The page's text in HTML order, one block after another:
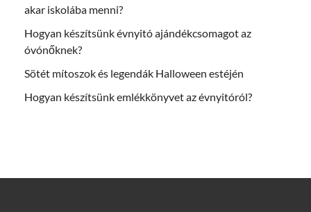
akar iskolába menni?
Hogyan készítsünk évnyitó ajándékcsomagot az
óvónőknek?
Sötét mítoszok és legendák Halloween estéjén
Hogyan készítsünk emlékkönyvet az évnyitóról?